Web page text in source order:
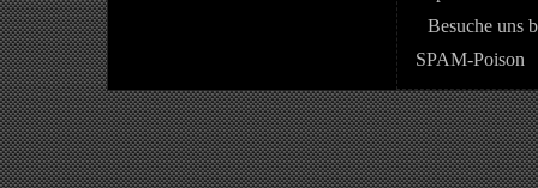
Besuche uns
SPAM-Poison